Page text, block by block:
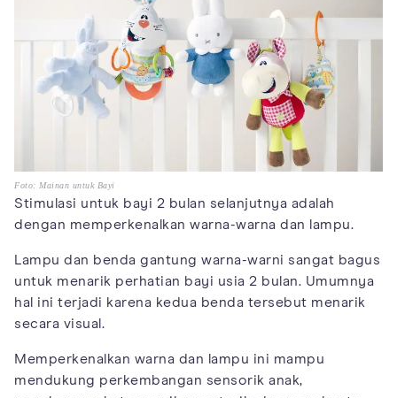
Foto: Mainan untuk Bayi
Stimulasi untuk bayi 2 bulan selanjutnya adalah
dengan memperkenalkan warna-warna dan lampu.
Lampu dan benda gantung warna-warni sangat bagus
untuk menarik perhatian bayi usia 2 bulan. Umumnya
hal ini terjadi karena kedua benda tersebut menarik
secara visual.
Memperkenalkan warna dan lampu ini mampu
mendukung perkembangan sensorik anak,